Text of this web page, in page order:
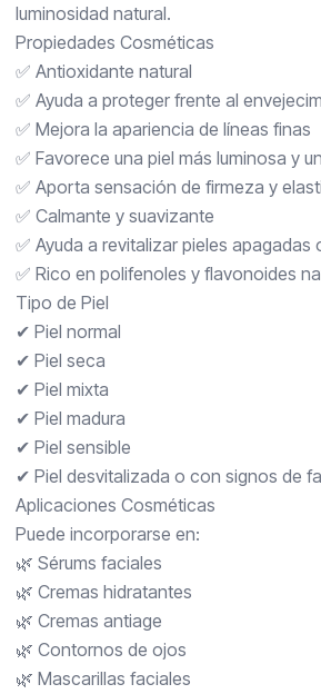
luminosidad natural.
Propiedades Cosméticas
✅ Antioxidante natural
✅ Ayuda a proteger frente al
✅ Mejora la apariencia de líneas finas
✅ Favorece una piel más luminosa y
✅ Aporta sensación de firmeza y
✅ Calmante y suavizante
✅ Ayuda a revitalizar pieles apagadas
✅ Rico en polifenoles y flavonoides
Tipo de Piel
✔ Piel normal
✔ Piel seca
✔ Piel mixta
✔ Piel madura
✔ Piel sensible
✔ Piel desvitalizada o con signos de
Aplicaciones Cosméticas
Puede incorporarse en:
🌿 Sérums faciales
🌿 Cremas hidratantes
🌿 Cremas antiage
🌿 Contornos de ojos
🌿 Mascarillas faciales